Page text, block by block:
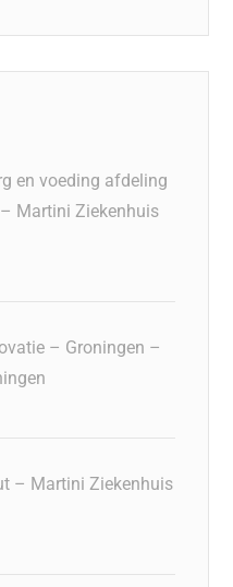
en voeding afdeling
Martini Ziekenhuis
– Groningen –
– Martini Ziekenhuis